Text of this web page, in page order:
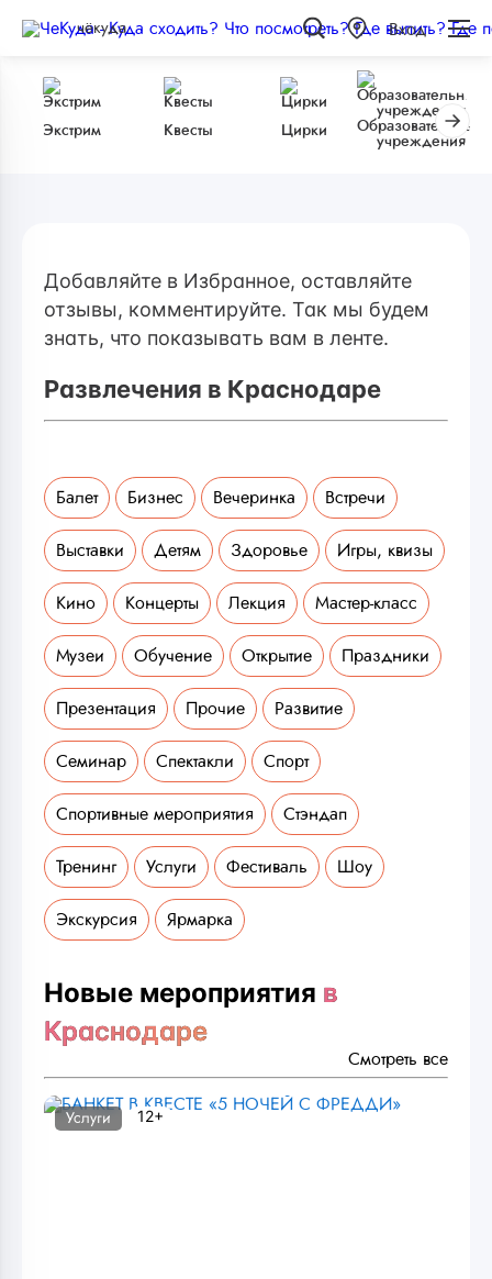
чёкуда Вход
Экстрим Квесты Цирки
Образовательные
учреждения
Добавляйте в Избранное, оставляйте
отзывы, комментируйте. Так мы будем
знать, что показывать вам в ленте.
Развлечения в Краснодаре
Балет Бизнес Вечеринка Встречи
Выставки Детям Здоровье Игры, квизы
Кино Концерты Лекция Мастер-класс
Музеи Обучение Открытие Праздники
Презентация Прочие Развитие
Семинар Спектакли Спорт
Спортивные мероприятия Стэндап
Тренинг Услуги Фестиваль Шоу
Экскурсия Ярмарка
Новые мероприятия в
Краснодаре
Смотреть все
Услуги 12+